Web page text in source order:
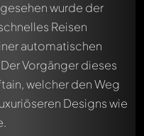
wurde der
Reisen
automatischen
Vorgänger dieses
welcher den Weg
Designs wie